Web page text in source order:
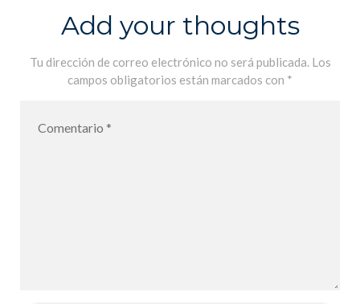
Add your thoughts
Tu dirección de correo electrónico no será publicada. Los
campos obligatorios están marcados con *